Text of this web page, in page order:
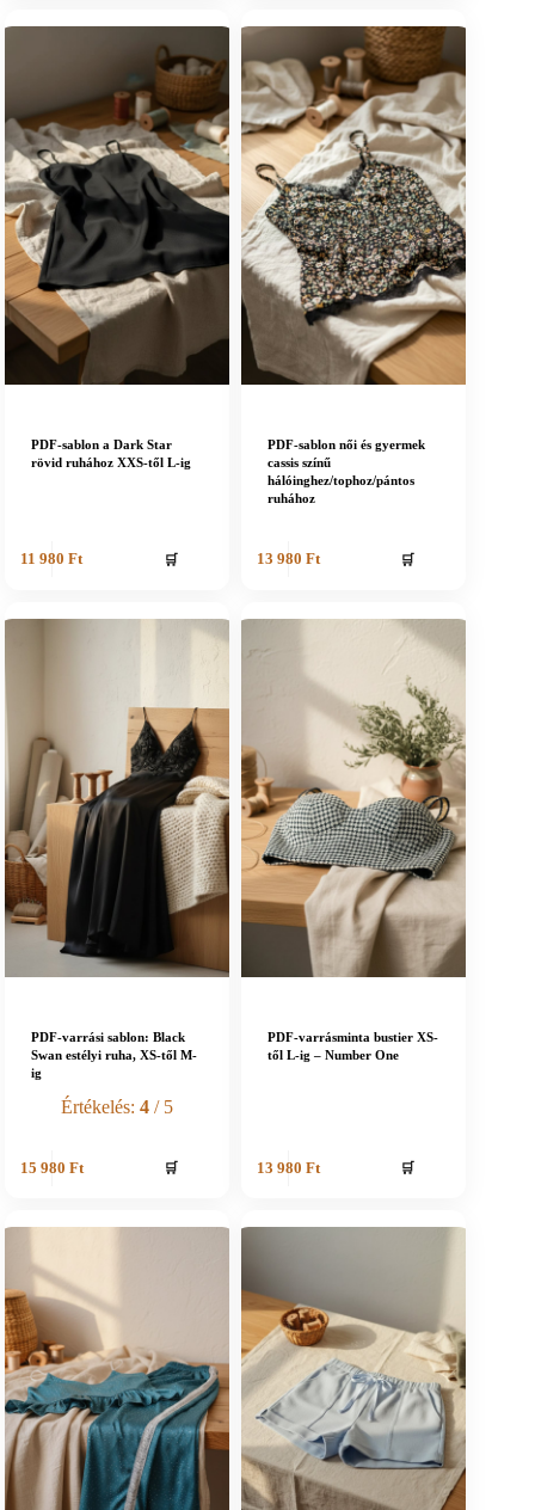
PDF-sablon a Dark Star
rövid ruhához XXS-től L-ig
11 980Ft 🛒
PDF-sablon női és gyermek
cassis színű
hálóinghez/tophoz/pántos
ruhához
13 980 Ft 🛒
PDF-varrási sablon: Black
Swan estélyi ruha, XS-től M-
ig
Értékelés:4 / 5
15 980 Ft 🛒
PDF-varrásminta bustier XS-
től L-ig – Number One
13 980 Ft 🛒